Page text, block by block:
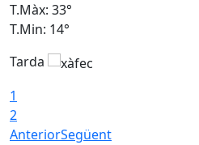
T.Màx: 33°
T.Min: 14°
Tarda
1
2
AnteriorSegüent